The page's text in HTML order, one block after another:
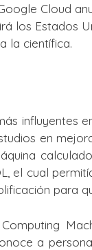
Cloud
los Estados
la científica.
influyentes
en
el cual
para
a